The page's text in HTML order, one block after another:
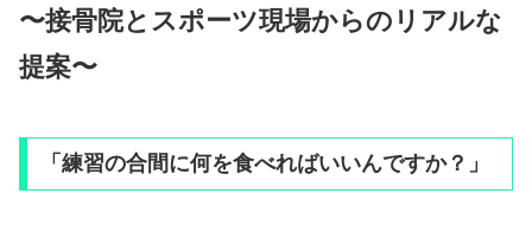
〜接骨院とスポーツ現場からのリアルな
提案〜
「練習の合間に何を食べればいいんですか？」